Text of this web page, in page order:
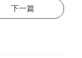
下一篇